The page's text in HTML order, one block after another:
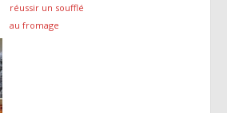
réussir un soufflé
au fromage